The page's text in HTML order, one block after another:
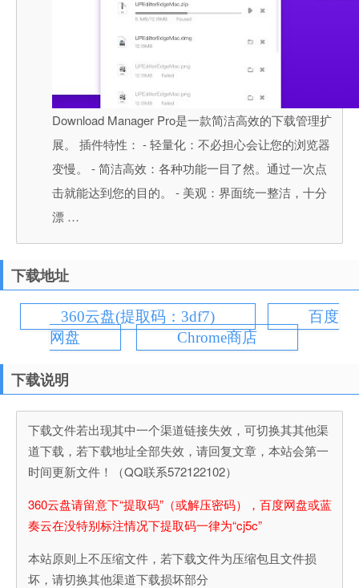
Download Manager Pro是一款简洁高效的下载管理扩
展。 插件特性： - 轻量化：不必担心会让您的浏览器
变慢。 - 简洁高效：各种功能一目了然。通过一次点
击就能达到您的目的。 - 美观：界面统一整洁，十分
漂 …
下载地址
360云盘(提取码：3df7)
百度
网盘
Chrome商店
下载说明
下载文件若出现其中一个渠道链接失效，可切换其其他渠
道下载，若下载地址全部失效，请回复文章，本站会第一
时间更新文件！（QQ联系572122102）
360云盘请留意下“提取码”（或解压密码），百度网盘或蓝
奏云在没特别标注情况下提取码一律为“cj5c”
本站原则上不压缩文件，若下载文件为压缩包且文件损
坏，请切换其他渠道下载损坏部分